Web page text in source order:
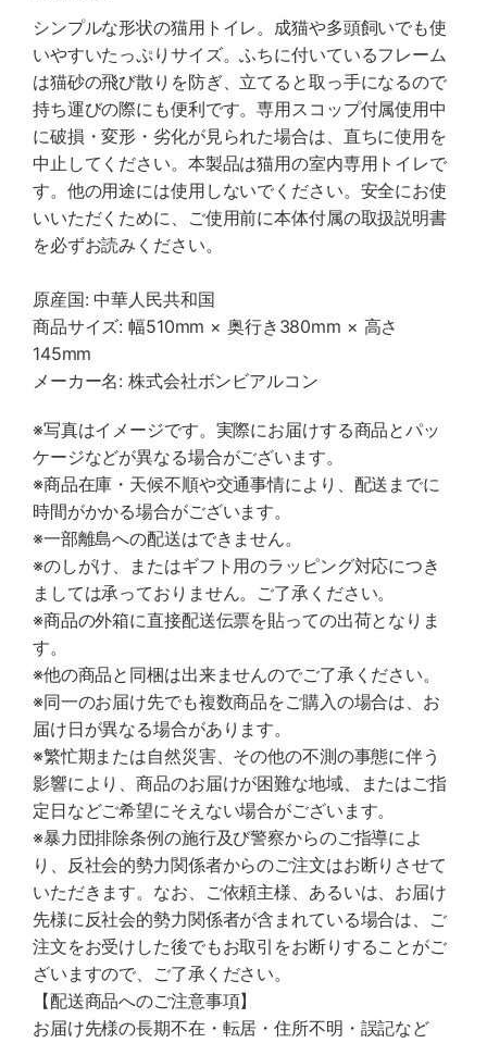
シンプルな形状の猫用トイレ。成猫や多頭飼いでも使
いやすいたっぷりサイズ。ふちに付いているフレーム
は猫砂の飛び散りを防ぎ、立てると取っ手になるので
持ち運びの際にも便利です。専用スコップ付属使用中
に破損・変形・劣化が見られた場合は、直ちに使用を
中止してください。本製品は猫用の室内専用トイレで
す。他の用途には使用しないでください。安全にお使
いいただくために、ご使用前に本体付属の取扱説明書
を必ずお読みください。
原産国: 中華人民共和国
商品サイズ: 幅510mm × 奥行き380mm × 高さ
145mm
メーカー名: 株式会社ボンビアルコン
※写真はイメージです。実際にお届けする商品とパッ
ケージなどが異なる場合がございます。
※商品在庫・天候不順や交通事情により、配送までに
時間がかかる場合がございます。
※一部離島への配送はできません。
※のしがけ、またはギフト用のラッピング対応につき
ましては承っておりません。ご了承ください。
※商品の外箱に直接配送伝票を貼っての出荷となりま
す。
※他の商品と同梱は出来ませんのでご了承ください。
※同一のお届け先でも複数商品をご購入の場合は、お
届け日が異なる場合があります。
※繁忙期または自然災害、その他の不測の事態に伴う
影響により、商品のお届けが困難な地域、またはご指
定日などご希望にそえない場合がございます。
※暴力団排除条例の施行及び警察からのご指導によ
り、反社会的勢力関係者からのご注文はお断りさせて
いただきます。なお、ご依頼主様、あるいは、お届け
先様に反社会的勢力関係者が含まれている場合は、ご
注文をお受けした後でもお取引をお断りすることがご
ざいますので、ご了承ください。
【配送商品へのご注意事項】
お届け先様の長期不在・転居・住所不明・誤記など